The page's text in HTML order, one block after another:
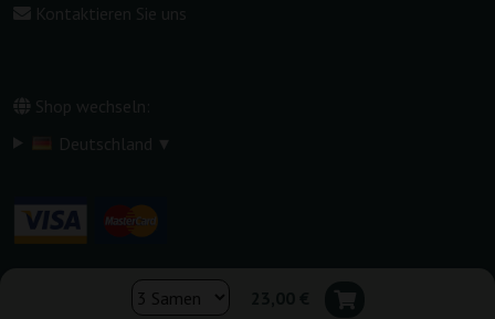
Kontaktieren Sie uns
Shop wechseln:
Deutschland ▾